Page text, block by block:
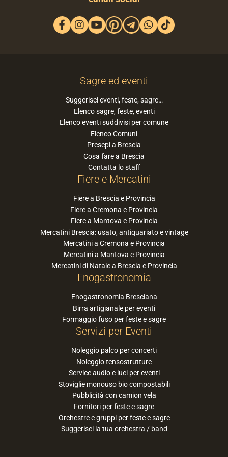
Sagre ed eventi
Suggerisci eventi, feste, sagre…
Elenco sagre, feste, eventi
Elenco eventi suddivisi per comune
Elenco Comuni
Presepi a Brescia
Cosa fare a Brescia
Contatta lo staff
Fiere e Mercatini
Fiere a Brescia e Provincia
Fiere a Cremona e Provincia
Fiere a Mantova e Provincia
Mercatini Brescia: usato, antiquariato e vintage
Mercatini a Cremona e Provincia
Mercatini a Mantova e Provincia
Mercatini di Natale a Brescia e Provincia
Enogastronomia
Enogastronomia Bresciana
Birra artigianale per eventi
Formaggio fuso per feste e sagre
Servizi per Eventi
Noleggio palco per concerti
Noleggio tensostrutture
Service audio e luci per eventi
Stoviglie monouso bio compostabili
Pubblicità con camion vela
Fornitori per feste e sagre
Orchestre e gruppi per feste e sagre
Suggerisci la tua orchestra / band